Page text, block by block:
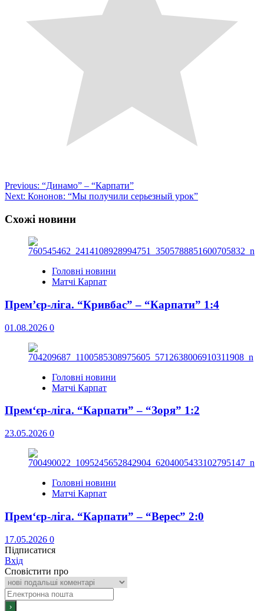
Post
navigation
Previous: “Динамо” – “Карпати”
Next: Кононов: “Мы получили серьезный урок”
Схожі новини
Головні новини
Матчі Карпат
Прем’єр-ліга. “Кривбас” – “Карпати” 1:4
01.08.2026 0
Головні новини
Матчі Карпат
Прем‘єр-ліга. “Карпати” – “Зоря” 1:2
23.05.2026 0
Головні новини
Матчі Карпат
Прем‘єр-ліга. “Карпати” – “Верес” 2:0
17.05.2026 0
Підписатися
Вхід
Сповістити про